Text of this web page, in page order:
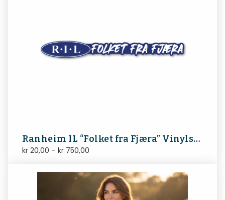
Ranheim IL “Folket fra Fjæra” Vinylsticker (15 x 2 cm)
kr 20,00 – kr 750,00